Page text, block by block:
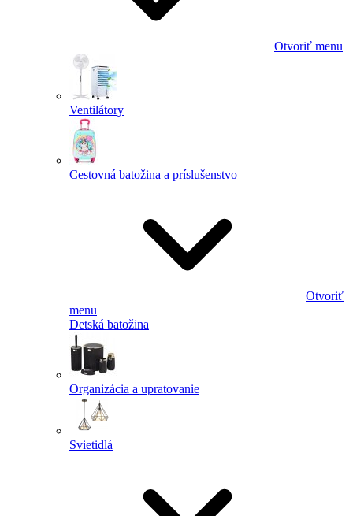
Otvoriť menu
Ventilátory
Cestovná batožina a príslušenstvo
Otvoriť
menu
Detská batožina
Organizácia a upratovanie
Svietidlá